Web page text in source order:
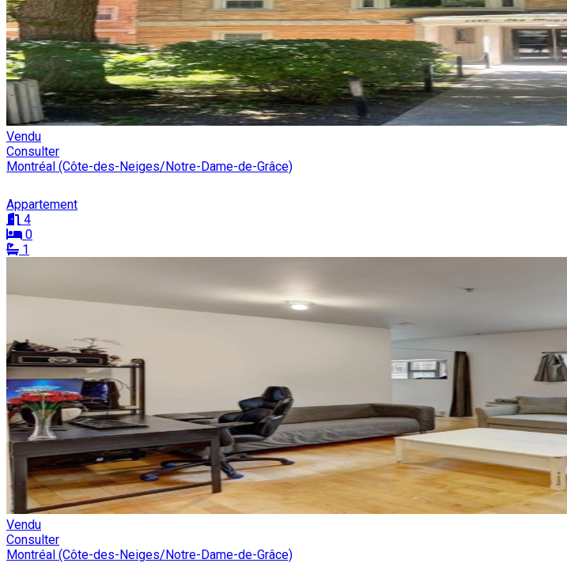
Vendu
Consulter
Montréal (Côte-des-Neiges/Notre-Dame-de-Grâce)
Appartement
4
0
1
Vendu
Consulter
Montréal (Côte-des-Neiges/Notre-Dame-de-Grâce)